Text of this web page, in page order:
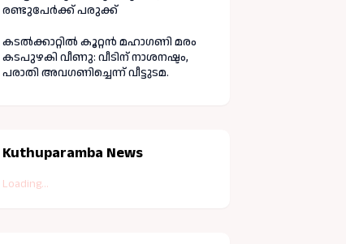
രണ്ടുപേർക്ക് പരുക്ക്
കടൽക്കാറ്റിൽ കൂറ്റൻ മഹാഗണി മരം
കടപുഴകി വീണു: വീടിന് നാശനഷ്ടം,
പരാതി അവഗണിച്ചെന്ന് വീട്ടുടമ.
Kuthuparamba News
Loading...